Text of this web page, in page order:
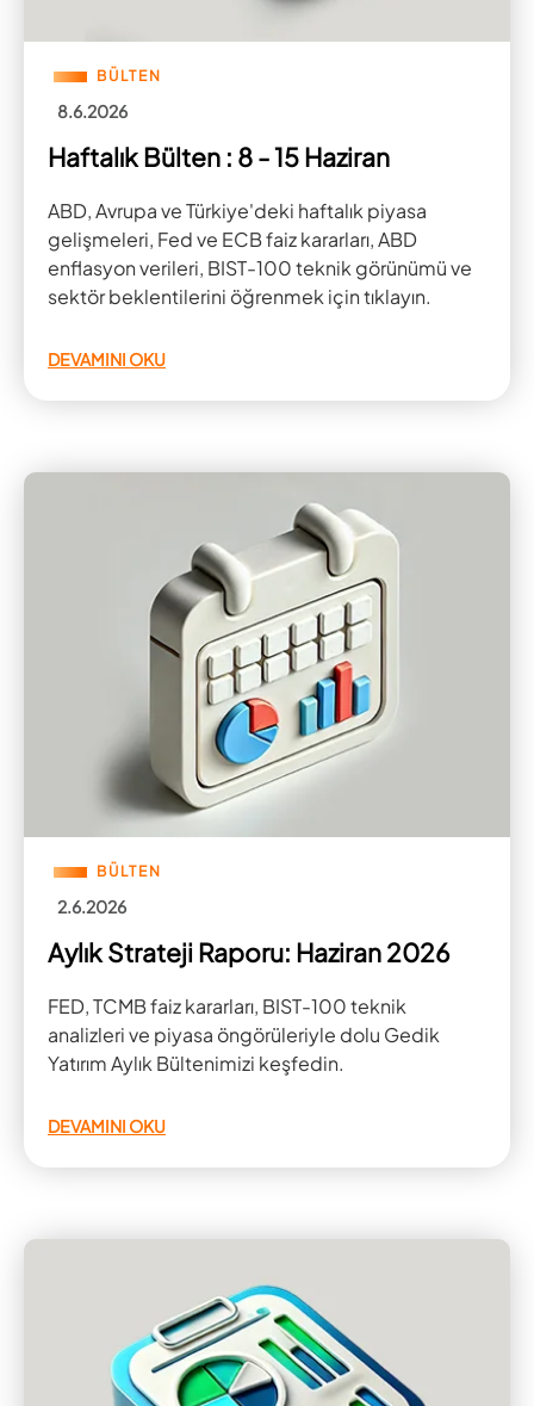
BÜLTEN
8.6.2026
Haftalık Bülten : 8 - 15 Haziran
ABD, Avrupa ve Türkiye'deki haftalık piyasa
gelişmeleri, Fed ve ECB faiz kararları, ABD
enflasyon verileri, BIST-100 teknik görünümü ve
sektör beklentilerini öğrenmek için tıklayın.
DEVAMINI OKU
BÜLTEN
2.6.2026
Aylık Strateji Raporu: Haziran 2026
FED, TCMB faiz kararları, BIST-100 teknik
analizleri ve piyasa öngörüleriyle dolu Gedik
Yatırım Aylık Bültenimizi keşfedin.
DEVAMINI OKU